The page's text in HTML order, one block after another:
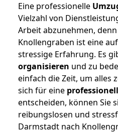
Eine professionelle
Vielzahl von
Arbeit abzunehmen,
Knollengraben ist eine
stressige Erfahrung. Es
organisieren und zu
einfach die Zeit, um alles
sich für eine
entscheiden, können Sie
reibungslosen und
Darmstadt nach